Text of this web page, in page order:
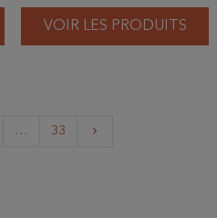
VOIR LES PRODUITS
… 33 keyboard_arrow_right